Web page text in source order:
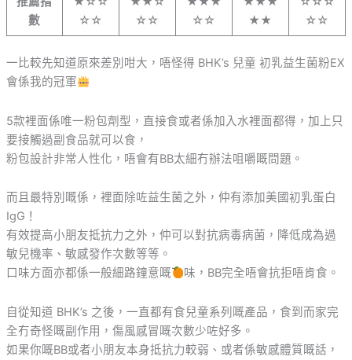
數
☆☆
☆☆
☆☆
★★
☆☆
一比較先知道原來差別咁大，唔怪得 BHK’s 兒童 初乳益生菌粉EX
會係我的冠軍
5款裡面係唯一粉包劑型，直接食或者係加入水裡面都得，加上只
要接觸過副食品就可以食，
粉包設計非常人性化，唔會有BB太細冇辦法咀嚼嘅問題。
而且最特別嘅係，裡面除咗益生菌之外，仲有添加美國初乳蛋白
IgG！
有效提高小朋友抵抗力之外，仲可以對抗病毒病菌，降低成為過
敏兒機率、敏感發作次數等等。
口味方面亦都係一般細路鐘意嘅
味，BB完全唔會抗拒唔肯食。
自從知道 BHK’s 之後，一直都有食兒童系列嘅產品，食到而家完
全冇奇怪嘅副作用，傷風感冒嘅次數少咗好多。
如果你嘅BB或者小朋友本身抵抗力較弱、或者係敏感體質嘅話，